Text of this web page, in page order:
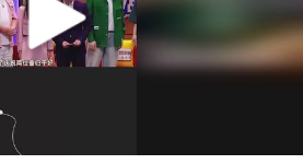
梁家辉：到内地拍戏不是北上是回归
情侣平潭拍日出坠崖1死1伤